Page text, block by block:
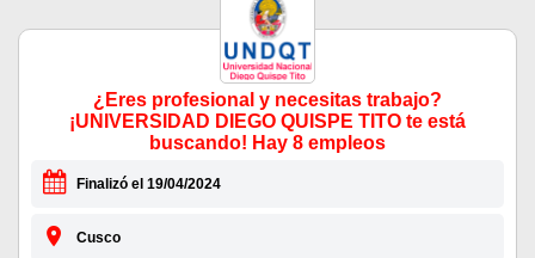
¿Eres profesional y necesitas trabajo?
¡UNIVERSIDAD DIEGO QUISPE TITO te está
buscando! Hay 8 empleos
Finalizó el 19/04/2024
Cusco